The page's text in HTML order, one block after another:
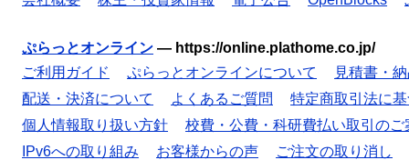
ぷらっとオンライン — https://online.plathome.co.jp/
ご利用ガイド
ぷらっとオンラインについて
見積書・
配送・決済について
よくあるご質問
特定商取引法に
個人情報取り扱い方針
校費・公費・科研費払い取引のご
IPv6への取り組み
お客様からの声 ご注文の取り消し